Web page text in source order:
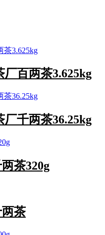
百两茶3.625kg
千两茶36.25kg
茶320g
茶